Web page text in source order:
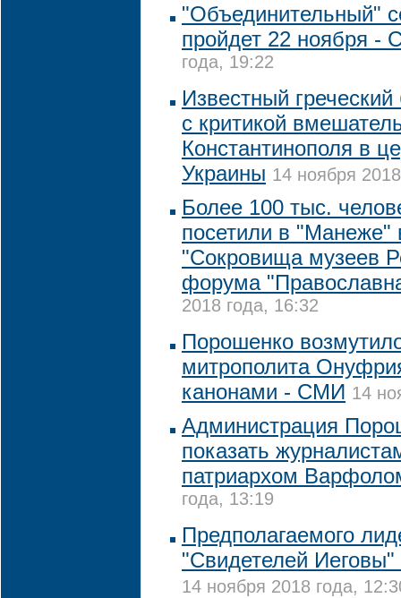
"Объединительный"
пройдет 22 ноября -
года, 19:22
Известный
с критикой
Константинополя в
Украины 14 ноября
Более 100 тыс.
посетили в "Манеже"
"Сокровища музеев
форума
2018 года, 16:32
Порошенко
митрополита
канонами - СМИ 14
Администрация
показать
патриархом
года, 13:19
Предполагаемого
"Свидетелей
14 ноября 2018 года,